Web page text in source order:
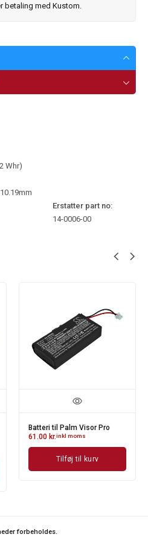
betaling med Kustom.
Whr)
Erstatter part no:
14-0006-00
Batteri til Palm Visor Pro
61.00 kr.inkl moms
Tilføj til kurv
forbeholdes.